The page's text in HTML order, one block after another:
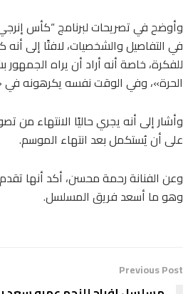
في التفاصيل والشخصيات، لافتًا إلى
للفكرة، خاصة أنه أراد أن يراه
الحرة»، وفي الوقت نفسه يكرهونه في
وأشار إلى أنه يجري حاليًا الانتهاء
على أن يُستكمل بعد انتهاء الموسم.
وعن الفنانة رحمة محسن، أكد أنها
وهو ما أسعد فريق المسلسل.
Previous Post